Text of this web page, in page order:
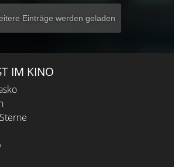
Einträge werden geladen
IM KINO